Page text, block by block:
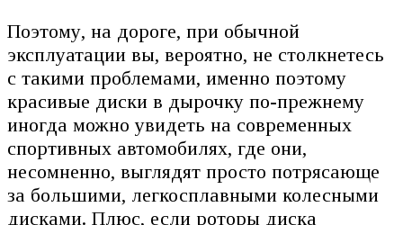
Поэтому, на дороге, при обычной
эксплуатации вы, вероятно, не столкнетесь
с такими проблемами, именно поэтому
красивые диски в дырочку по-прежнему
иногда можно увидеть на современных
спортивных автомобилях, где они,
несомненно, выглядят просто потрясающе
за большими, легкосплавными колесными
дисками. Плюс, если роторы диска